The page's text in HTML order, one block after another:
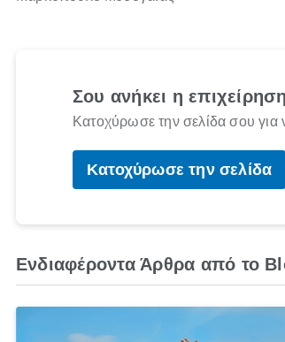
Σου ανήκει η
Κατοχύρωσε την σελίδα σου για
Κατοχύρωσε την σελίδα
Ενδιαφέροντα Άρθρα από το